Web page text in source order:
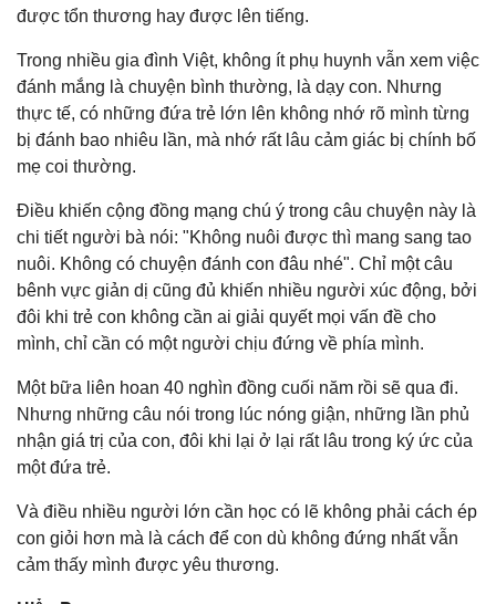
được tổn thương hay được lên tiếng.
Trong nhiều gia đình Việt, không ít phụ huynh vẫn xem việc
đánh mắng là chuyện bình thường, là dạy con. Nhưng
thực tế, có những đứa trẻ lớn lên không nhớ rõ mình từng
bị đánh bao nhiêu lần, mà nhớ rất lâu cảm giác bị chính bố
mẹ coi thường.
Điều khiến cộng đồng mạng chú ý trong câu chuyện này là
chi tiết người bà nói: "Không nuôi được thì mang sang tao
nuôi. Không có chuyện đánh con đâu nhé". Chỉ một câu
bênh vực giản dị cũng đủ khiến nhiều người xúc động, bởi
đôi khi trẻ con không cần ai giải quyết mọi vấn đề cho
mình, chỉ cần có một người chịu đứng về phía mình.
Một bữa liên hoan 40 nghìn đồng cuối năm rồi sẽ qua đi.
Nhưng những câu nói trong lúc nóng giận, những lần phủ
nhận giá trị của con, đôi khi lại ở lại rất lâu trong ký ức của
một đứa trẻ.
Và điều nhiều người lớn cần học có lẽ không phải cách ép
con giỏi hơn mà là cách để con dù không đứng nhất vẫn
cảm thấy mình được yêu thương.